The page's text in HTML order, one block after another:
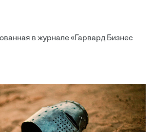
в журнале «Гарвард Бизнес